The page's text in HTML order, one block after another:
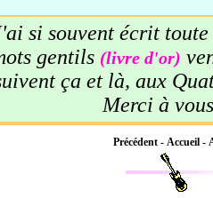
si souvent écrit
gentils (livre d'or)
ça et là, aux
Merci à vous
Précédent - Accueil -